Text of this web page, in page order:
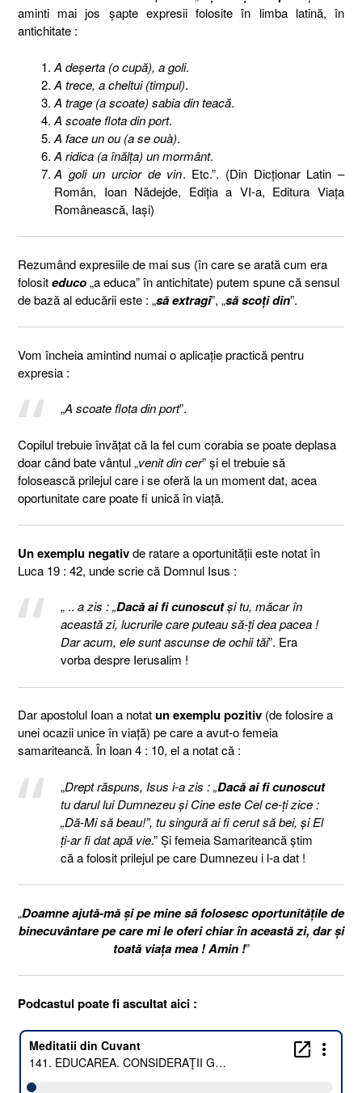
aminti mai jos şapte expresii folosite în limba latină, în
antichitate :
A deşerta (o cupă), a goli.
A trece, a cheltui (timpul).
A trage (a scoate) sabia din teacă.
A scoate flota din port.
A face un ou (a se ouà).
A ridica (a înălţa) un mormânt.
A goli un urcior de vin. Etc.”. (Din Dicţionar Latin –
Român, Ioan Nădejde, Ediţia a VI-a, Editura Viaţa
Românească, Iaşi)
Rezumând expresiile de mai sus (în care se arată cum era
folositeduco„a educa” în antichitate) putem spune că sensul
de bază al educării este : „să extragi”, „să scoţi din”.
Vom încheia amintind numai o aplicaţie practică pentru
expresia :
„A scoate flota din port”.
Copilul trebuie învăţat că la fel cum corabia se poate deplasa
doar când bate vântul „venit din cer” şi el trebuie să
folosească prilejul care i se oferă la un moment dat, acea
oportunitate care poate fi unică în viaţă.
Un exemplu negativde ratare a oportunităţii este notat în
Luca 19 : 42, unde scrie că Domnul Isus :
„ .. a zis : „Dacă ai fi cunoscutşi tu, măcar în
această zi, lucrurile care puteau să-ţi dea pacea !
Dar acum, ele sunt ascunse de ochii tăi”. Era
vorba despre Ierusalim !
Dar apostolul Ioan a notatun exemplu pozitiv (de folosire a
unei ocazii unice în viaţă) pe care a avut-o femeia
samariteancă. În Ioan 4 : 10, el a notat că :
„Drept răspuns, Isus i-a zis : „Dacă ai fi cunoscut
tu darul lui Dumnezeu şi Cine este Cel ce-ţi zice :
„Dă-Mi să beau!”, tu singură ai fi cerut să bei, şi El
ţi-ar fi dat apă vie.” Şi femeia Samariteancă ştim
că a folosit prilejul pe care Dumnezeu i l-a dat !
„Doamne ajută-mă şi pe mine să folosesc oportunităţile de
binecuvântare pe care mi le oferi chiar în această zi, dar şi
toată viaţa mea ! Amin !”
Podcastul poate fi ascultat aici :